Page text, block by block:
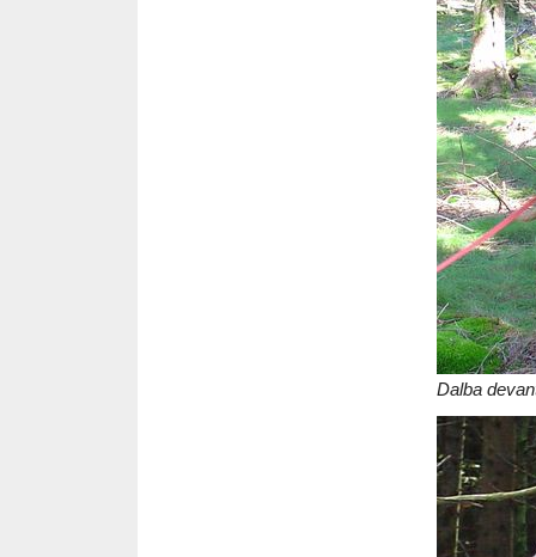
Dalba